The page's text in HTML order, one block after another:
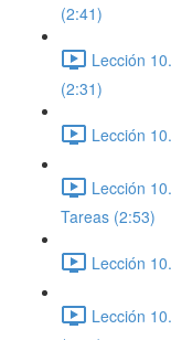
(2:41)
Lección
(2:31)
Lección
Lección
Tareas (2:53)
Lección
Lección